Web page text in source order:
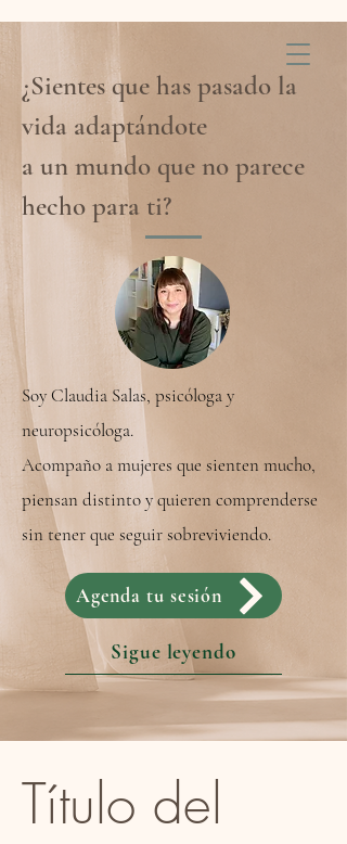
¿Sientes que has pasado la
vida adaptándote
a un mundo que no parece
hecho para ti?
Soy Claudia Salas, psicóloga y
neuropsicóloga.
Acompaño a mujeres que sienten mucho,
piensan distinto y quieren comprenderse
sin tener que seguir sobreviviendo.
Agenda tu sesión
Sigue leyendo
Título del